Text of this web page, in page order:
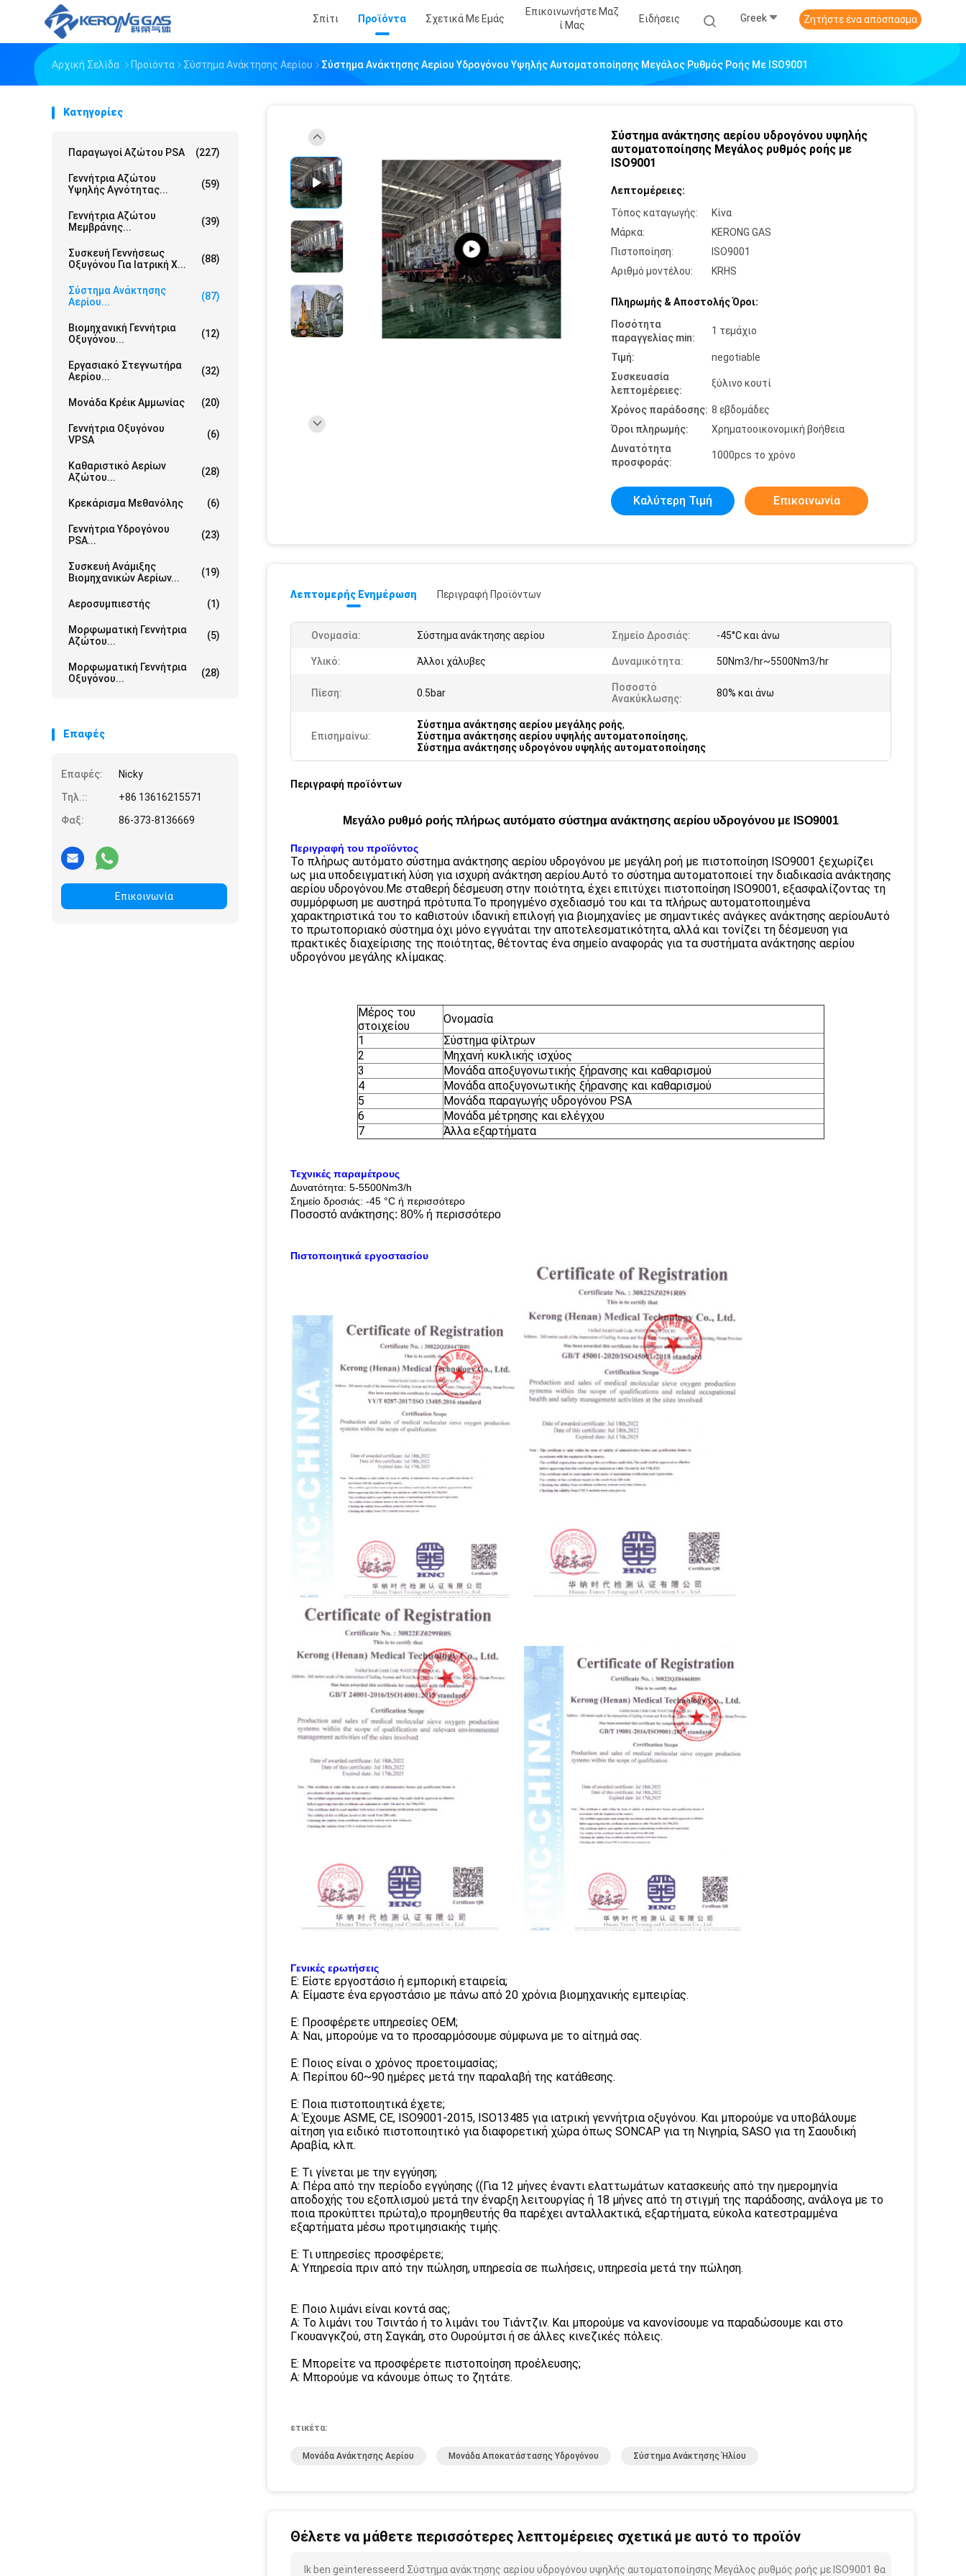
Σπίτι Προϊόντα Σχετικά Με Εμάς
Επικοινωνήστε Μαζ
Ί Μας
Ειδήσεις Greek Ζητήστε ένα απόσπασμα
Αρχική Σελίδα Προϊόντα Σύστημα Ανάκτησης Αερίου Σύστημα Ανάκτησης Αερίου Υδρογόνου Υψηλής Αυτοματοποίησης Μεγάλος Ρυθμός Ροής Με ISO9001
Κατηγορίες
Παραγωγοί Αζώτου PSA (227)
Γεννήτρια Αζώτου
Υψηλής Αγνότητας...
(59)
Γεννήτρια Αζώτου
Μεμβράνης...
(39)
Συσκευή Γεννήσεως
Οξυγόνου Για Ιατρική Χ...
(88)
Σύστημα Ανάκτησης
Αερίου...
(87)
Βιομηχανική Γεννήτρια
Οξυγόνου...
(12)
Εργασιακό Στεγνωτήρα
Αερίου...
(32)
Μονάδα Κρέικ Αμμωνίας (20)
Γεννήτρια Οξυγόνου
VPSA
(6)
Καθαριστικό Αερίων
Αζώτου...
(28)
Κρεκάρισμα Μεθανόλης (6)
Γεννήτρια Υδρογόνου
PSA...
(23)
Συσκευή Ανάμιξης
Βιομηχανικών Αερίων...
(19)
Αεροσυμπιεστής (1)
Μορφωματική Γεννήτρια
Αζώτου...
(5)
Μορφωματική Γεννήτρια
Οξυγόνου...
(28)
Επαφές
Επαφές:
Nicky
Τηλ.::
+86 13616215571
Φαξ:
86-373-8136669
Επικοινωνία
Σύστημα ανάκτησης αερίου υδρογόνου υψηλής
αυτοματοποίησης Μεγάλος ρυθμός ροής με
ISO9001
Λεπτομέρειες:
Τόπος καταγωγής:
Κίνα
Μάρκα:
KERONG GAS
Πιστοποίηση:
ISO9001
Αριθμό μοντέλου:
KRHS
Πληρωμής & Αποστολής Όροι:
Ποσότητα
παραγγελίας min:
1 τεμάχιο
Τιμή:
negotiable
Συσκευασία
λεπτομέρειες:
ξύλινο κουτί
Χρόνος παράδοσης: 8 εβδομάδες
Όροι πληρωμής:
Χρηματοοικονομική βοήθεια
Δυνατότητα
προσφοράς:
1000pcs το χρόνο
Καλύτερη Τιμή Επικοινωνία
Λεπτομερής Ενημέρωση Περιγραφή Προϊόντων
Ονομασία: Σύστημα ανάκτησης αερίου Σημείο Δροσιάς: -45°C και άνω
Υλικό: Άλλοι χάλυβες Δυναμικότητα: 50Nm3/hr~5500Nm3/hr
Πίεση: 0.5bar
Ποσοστό
Ανακύκλωσης:
80% και άνω
Επισημαίνω:
Σύστημα ανάκτησης αερίου μεγάλης ροής,
Σύστημα ανάκτησης αερίου υψηλής αυτοματοποίησης,
Σύστημα ανάκτησης υδρογόνου υψηλής αυτοματοποίησης
Περιγραφή προϊόντων
Μεγάλο ρυθμό ροής πλήρως αυτόματο σύστημα ανάκτησης αερίου υδρογόνου με ISO9001
Περιγραφή του προϊόντος
Το πλήρως αυτόματο σύστημα ανάκτησης αερίου υδρογόνου με μεγάλη ροή με πιστοποίηση ISO9001 ξεχωρίζει
ως μια υποδειγματική λύση για ισχυρή ανάκτηση αερίου.Αυτό το σύστημα αυτοματοποιεί την διαδικασία ανάκτησης
αερίου υδρογόνου.Με σταθερή δέσμευση στην ποιότητα, έχει επιτύχει πιστοποίηση ISO9001, εξασφαλίζοντας τη
συμμόρφωση με αυστηρά πρότυπα.Το προηγμένο σχεδιασμό του και τα πλήρως αυτοματοποιημένα
χαρακτηριστικά του το καθιστούν ιδανική επιλογή για βιομηχανίες με σημαντικές ανάγκες ανάκτησης αερίουΑυτό
το πρωτοποριακό σύστημα όχι μόνο εγγυάται την αποτελεσματικότητα, αλλά και τονίζει τη δέσμευση για
πρακτικές διαχείρισης της ποιότητας, θέτοντας ένα σημείο αναφοράς για τα συστήματα ανάκτησης αερίου
υδρογόνου μεγάλης κλίμακας.
Μέρος του
στοιχείου
Ονομασία
1
Σύστημα φίλτρων
2
Μηχανή κυκλικής ισχύος
3
Μονάδα αποξυγονωτικής ξήρανσης και καθαρισμού
4
Μονάδα αποξυγονωτικής ξήρανσης και καθαρισμού
5
Μονάδα παραγωγής υδρογόνου PSA
6
Μονάδα μέτρησης και ελέγχου
7
Άλλα εξαρτήματα
Τεχνικές παραμέτρους
Δυνατότητα: 5-5500Nm3/h
Σημείο δροσιάς: -45 °C ή περισσότερο
Ποσοστό ανάκτησης: 80% ή περισσότερο
Πιστοποιητικά εργοστασίου
Γενικές ερωτήσεις
Ε: Είστε εργοστάσιο ή εμπορική εταιρεία;
Α: Είμαστε ένα εργοστάσιο με πάνω από 20 χρόνια βιομηχανικής εμπειρίας.
Ε: Προσφέρετε υπηρεσίες OEM;
Α: Ναι, μπορούμε να το προσαρμόσουμε σύμφωνα με το αίτημά σας.
Ε: Ποιος είναι ο χρόνος προετοιμασίας;
Α: Περίπου 60~90 ημέρες μετά την παραλαβή της κατάθεσης.
Ε: Ποια πιστοποιητικά έχετε;
Α: Έχουμε ASME, CE, ISO9001-2015, ISO13485 για ιατρική γεννήτρια οξυγόνου. Και μπορούμε να υποβάλουμε
αίτηση για ειδικό πιστοποιητικό για διαφορετική χώρα όπως SONCAP για τη Νιγηρία, SASO για τη Σαουδική
Αραβία, κλπ.
Ε: Τι γίνεται με την εγγύηση;
Α: Πέρα από την περίοδο εγγύησης ((Για 12 μήνες έναντι ελαττωμάτων κατασκευής από την ημερομηνία
αποδοχής του εξοπλισμού μετά την έναρξη λειτουργίας ή 18 μήνες από τη στιγμή της παράδοσης, ανάλογα με το
ποια προκύπτει πρώτα),ο προμηθευτής θα παρέχει ανταλλακτικά, εξαρτήματα, εύκολα κατεστραμμένα
εξαρτήματα μέσω προτιμησιακής τιμής.
Ε: Τι υπηρεσίες προσφέρετε;
Α: Υπηρεσία πριν από την πώληση, υπηρεσία σε πωλήσεις, υπηρεσία μετά την πώληση.
Ε: Ποιο λιμάνι είναι κοντά σας;
Α: Το λιμάνι του Τσιντάο ή το λιμάνι του Τιάντζιν. Και μπορούμε να κανονίσουμε να παραδώσουμε και στο
Γκουανγκζού, στη Σαγκάη, στο Ουρούμτσι ή σε άλλες κινεζικές πόλεις.
Ε: Μπορείτε να προσφέρετε πιστοποίηση προέλευσης;
Α: Μπορούμε να κάνουμε όπως το ζητάτε.
ετικέτα:
Μονάδα Ανάκτησης Αερίου Μονάδα Αποκατάστασης Υδρογόνου Σύστημα Ανάκτησης Ήλίου
Θέλετε να μάθετε περισσότερες λεπτομέρειες σχετικά με αυτό το προϊόν
Ik ben geïnteresseerd Σύστημα ανάκτησης αερίου υδρογόνου υψηλής αυτοματοποίησης Μεγάλος ρυθμός ροής με ISO9001 θα